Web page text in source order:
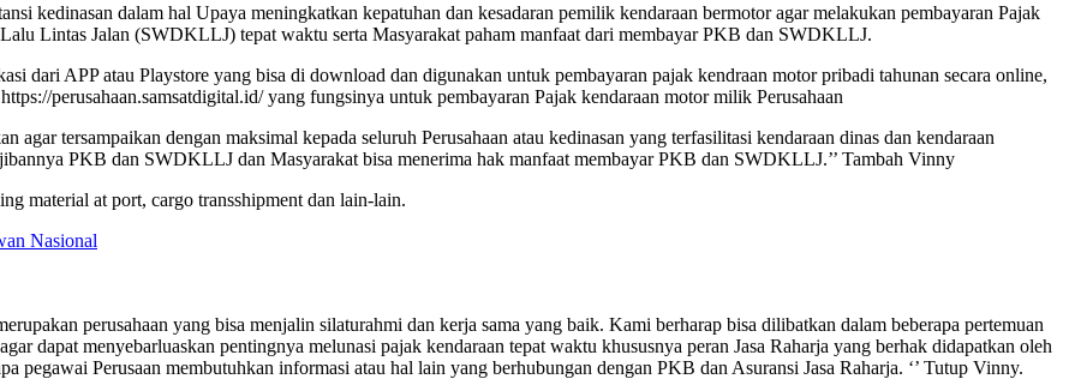
kedinasan dalam hal Upaya meningkatkan kepatuhan dan kesadaran pemilik kendaraan bermotor agar melakukan pembayaran Pajak
Lintas Jalan (SWDKLLJ) tepat waktu serta Masyarakat paham manfaat dari membayar PKB dan SWDKLLJ.
dari APP atau Playstore yang bisa di download dan digunakan untuk pembayaran pajak kendraan motor pribadi tahunan secara online,
perusahaan.samsatdigital.id/ yang fungsinya untuk pembayaran Pajak kendaraan motor milik Perusahaan
agar tersampaikan dengan maksimal kepada seluruh Perusahaan atau kedinasan yang terfasilitasi kendaraan dinas dan kendaraan
PKB dan SWDKLLJ dan Masyarakat bisa menerima hak manfaat membayar PKB dan SWDKLLJ.’’ Tambah Vinny
material at port, cargo transshipment dan lain-lain.
Nasional
perusahaan yang bisa menjalin silaturahmi dan kerja sama yang baik. Kami berharap bisa dilibatkan dalam beberapa pertemuan
dapat menyebarluaskan pentingnya melunasi pajak kendaraan tepat waktu khususnya peran Jasa Raharja yang berhak didapatkan oleh
pegawai Perusaan membutuhkan informasi atau hal lain yang berhubungan dengan PKB dan Asuransi Jasa Raharja. ‘’ Tutup Vinny.